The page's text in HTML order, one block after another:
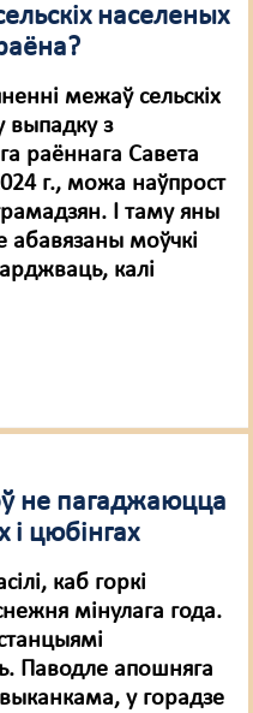
населеных
межаў сельскіх
выпадку з
раённага Савета
г., можа наўпрост
І таму яны
абавязаны моўчкі
калі
не пагаджаюцца
і цюбінгах
каб горкі
мінулага года.
Паводле апошняга
у горадзе